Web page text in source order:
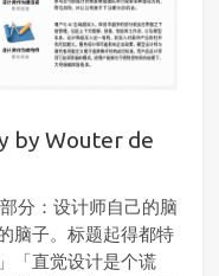
by Wouter de
分：设计师自己的脑
脑子。标题起得都特
「直觉设计是个谎